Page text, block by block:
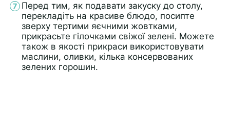
Перед тим, як подавати закуску до столу,
перекладіть на красиве блюдо, посипте
зверху тертими яєчними жовтками,
прикрасьте гілочками свіжої зелені. Можете
також в якості прикраси використовувати
маслини, оливки, кілька консервованих
зелених горошин.